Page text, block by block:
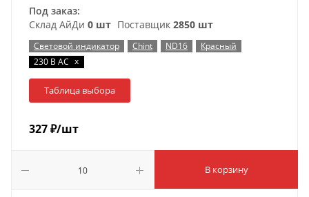
Под заказ:
Склад АйДи 0 шт Поставщик 2850 шт
Световой индикатор Chint ND16
Красный
230 В AC x
Таблица выбора
327₽/шт
В корзину